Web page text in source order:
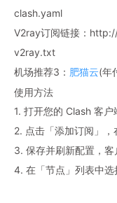
clash.yaml
V2ray订阅链接：
v2ray.txt
机场推荐3： 肥猫云(年
使用方法
1. 打开您的 Clash 客
2. 点击「添加订阅」，
3. 保存并刷新配置，客
4. 在「节点」列表中选